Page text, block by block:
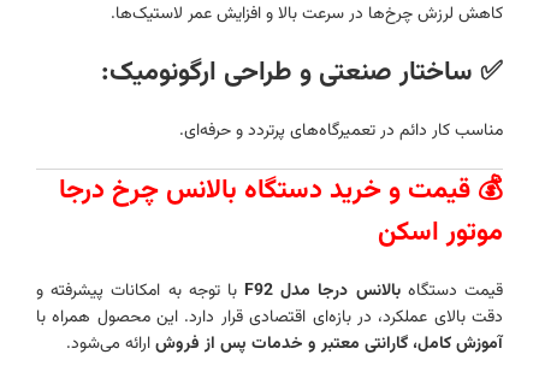
کاهش لرزش چرخ‌ها در سرعت بالا و افزایش عمر لاستیک‌ها.
✅ ساختار صنعتی و طراحی ارگونومیک:
مناسب کار دائم در تعمیرگاه‌های پرتردد و حرفه‌ای.
💰 قیمت و خرید دستگاه بالانس چرخ درجا
موتور اسکن
قیمت دستگاهبالانس درجا مدل F92
با توجه به امکانات پیشرفته و
دقت بالای عملکرد، در بازه‌ای اقتصادی قرار دارد. این محصول همراه با
آموزش کامل، گارانتی معتبر و خدمات پس از فروشارائه می‌شود.